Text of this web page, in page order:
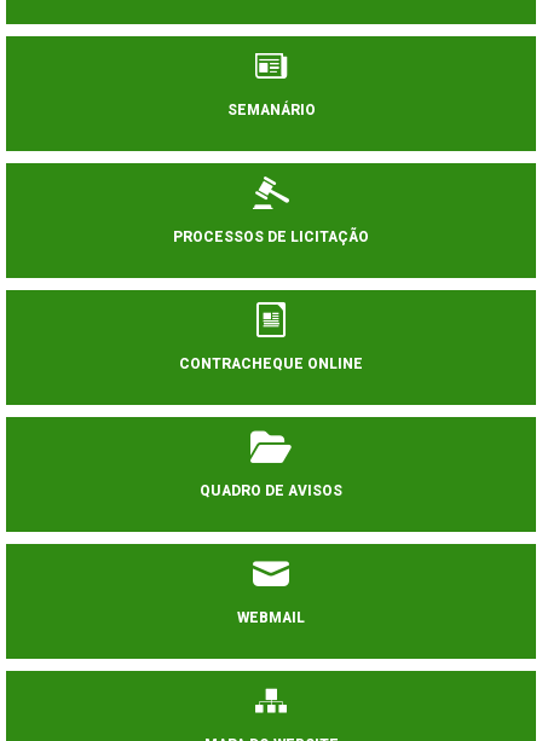
SEMANÁRIO
PROCESSOS DE LICITAÇÃO
CONTRACHEQUE ONLINE
QUADRO DE AVISOS
WEBMAIL